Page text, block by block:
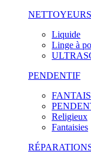
NETTOYEURS
Liquide
Linge à
PENDENTIF
Religieux
Fantaisies